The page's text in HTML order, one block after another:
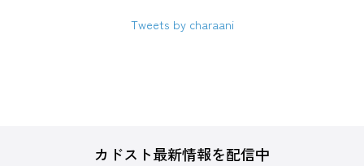
Tweets by charaani
カドスト最新情報を配信中